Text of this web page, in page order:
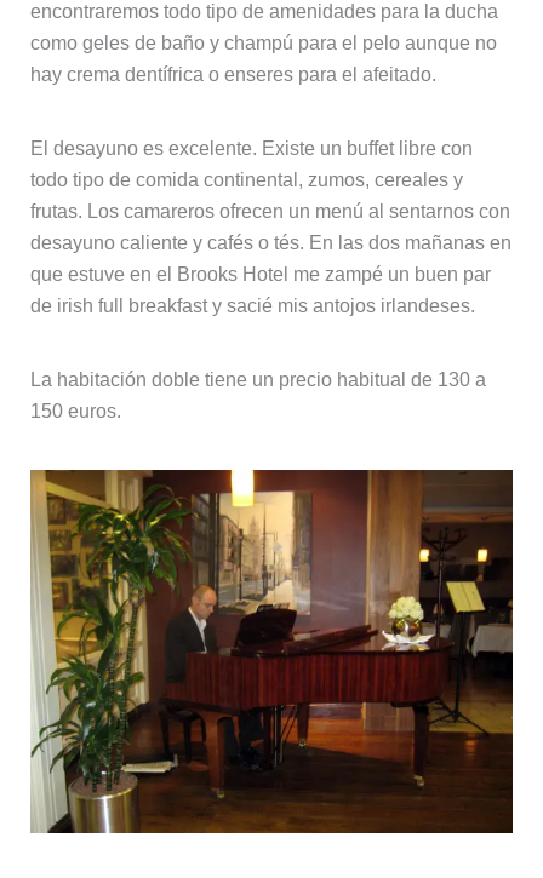
encontraremos todo tipo de amenidades para la ducha
como geles de baño y champú para el pelo aunque no
hay crema dentífrica o enseres para el afeitado.
El desayuno es excelente. Existe un buffet libre con
todo tipo de comida continental, zumos, cereales y
frutas. Los camareros ofrecen un menú al sentarnos con
desayuno caliente y cafés o tés. En las dos mañanas en
que estuve en el Brooks Hotel me zampé un buen par
de irish full breakfast y sacié mis antojos irlandeses.
La habitación doble tiene un precio habitual de 130 a
150 euros.